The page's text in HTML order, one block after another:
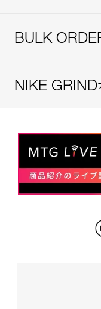
BULK
NIKE GRIND